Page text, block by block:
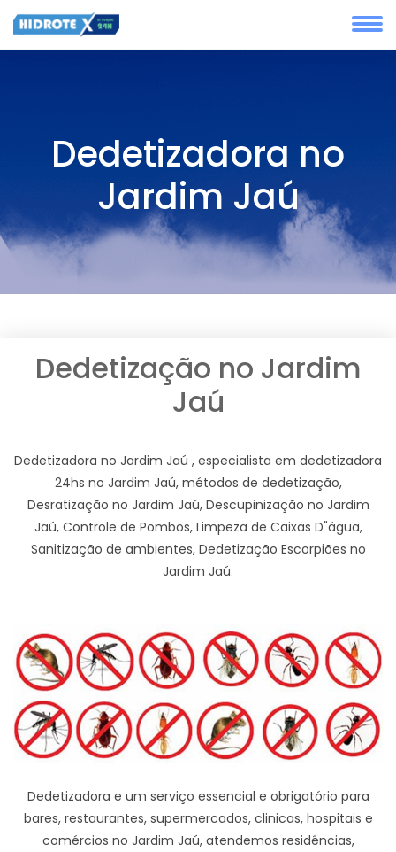
Dedetizadora no
Jardim Jaú
Dedetização no Jardim
Jaú
Dedetizadora no Jardim Jaú , especialista em dedetizadora
24hs no Jardim Jaú, métodos de dedetização,
Desratização no Jardim Jaú, Descupinização no Jardim
Jaú, Controle de Pombos, Limpeza de Caixas D"água,
Sanitização de ambientes, Dedetização Escorpiões no
Jardim Jaú.
Dedetizadora e um serviço essencial e obrigatório para
bares, restaurantes, supermercados, clinicas, hospitais e
comércios no Jardim Jaú, atendemos residências,